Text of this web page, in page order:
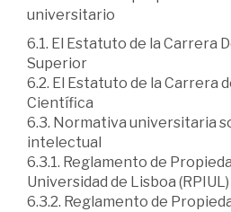
universitario
6.1. El Estatuto de la Carrera
Superior
6.2. El Estatuto de la Carrera
Científica
6.3. Normativa universitaria
intelectual
6.3.1. Reglamento de
Universidad de Lisboa (RPIUL)
6.3.2. Reglamento de